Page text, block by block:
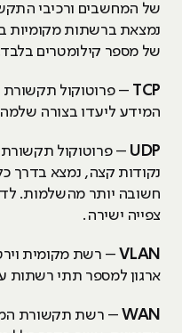
של המחשבים ורכיבי
נמצאת ברשתות מקומיות
של מספר קילומטרים
TCP – פרוטוקול
המידע ליעדו בצורה
UDP – פרוטוקול
נקודות קצה, נמצא בדרך
חשובה יותר מהשלמות.
צפייה ישירה.
VLAN– רשת מקומית
ארגון למספר תתי רשתות
WAN– רשת תקשורת